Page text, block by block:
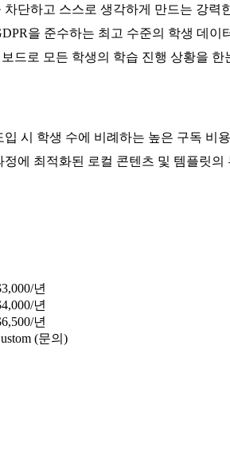
차단하고 스스로 생각하게 만드는 강력
을 준수하는 최고 수준의 학생 데이
드로 모든 학생의 학습 진행 상황을 한
입 시 학생 수에 비례하는 높은 구독 비용
정에 최적화된 로컬 콘텐츠 및 템플릿의
년
년
년
(문의)